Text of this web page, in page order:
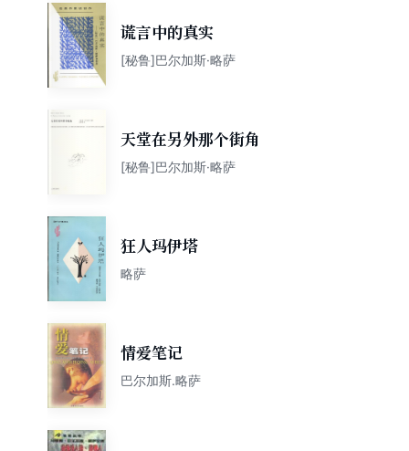
谎言中的真实
[秘鲁]巴尔加斯·略萨
天堂在另外那个街角
[秘鲁]巴尔加斯·略萨
狂人玛伊塔
略萨
情爱笔记
巴尔加斯.略萨